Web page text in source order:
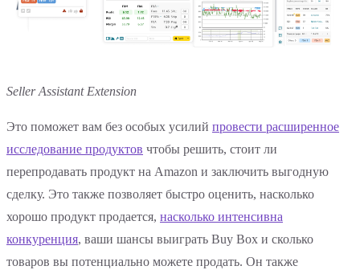
Seller Assistant Extension
Это поможет вам без особых усилий провести расширенное
исследование продуктов чтобы решить, стоит ли
перепродавать продукт на Amazon и заключить выгодную
сделку. Это также позволяет быстро оценить, насколько
хорошо продукт продается, насколько интенсивна
конкуренция, ваши шансы выиграть Buy Box и сколько
товаров вы потенциально можете продать. Он также